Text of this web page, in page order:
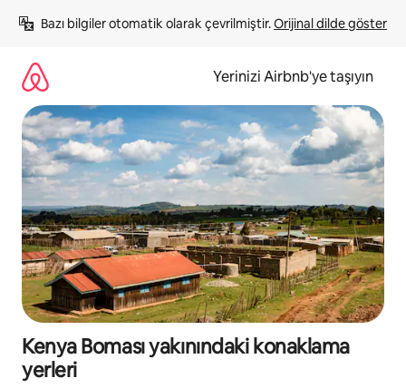
atla
Bazı bilgiler otomatik olarak çevrilmiştir. Orijinal dilde göster
Yerinizi Airbnb'ye taşıyın
Kenya Boması yakınındaki konaklama
yerleri